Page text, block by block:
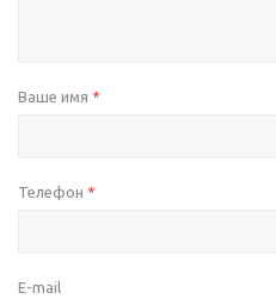
Ваше имя *
Телефон *
E-mail